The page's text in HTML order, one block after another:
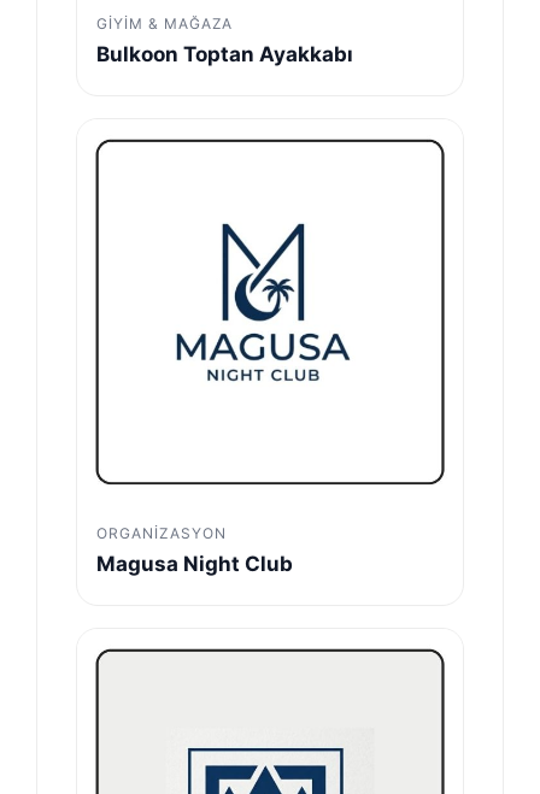
GIYIM & MAĞAZA
Bulkoon Toptan Ayakkabı
ORGANIZASYON
Magusa Night Club